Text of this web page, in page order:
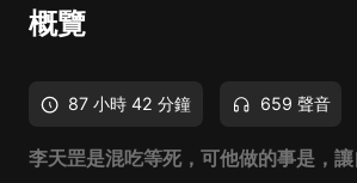
概覽
87 小時 42 分鐘 659 聲音
李天罡是混吃等死，可他做的事是，